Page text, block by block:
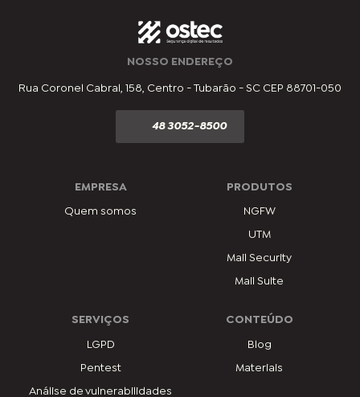
NOSSO ENDEREÇO
Rua Coronel Cabral, 158, Centro - Tubarão - SC CEP 88701-050
48 3052-8500
EMPRESA
Quem somos
PRODUTOS
NGFW
UTM
Mail Security
Mail Suite
SERVIÇOS
LGPD
Pentest
Análise de vulnerabilidades
CONTEÚDO
Blog
Materiais